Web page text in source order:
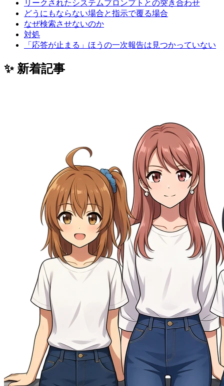
リークされたシステムプロンプトとの突き合わせ
どうにもならない場合と指示で覆る場合
なぜ検索させないのか
対処
「応答が止まる」ほうの一次報告は見つかっていない
✨ 新着記事